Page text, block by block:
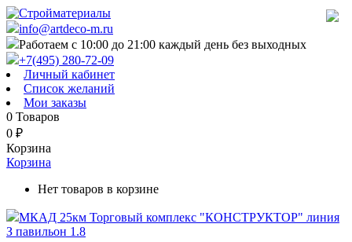
info@artdeco-m.ru
Работаем с 10:00 до 21:00 каждый день без выходных
+7(495) 280-72-09
Личный кабинет
Список желаний
Мои заказы
0 Товаров
0 ₽
Корзина
Корзина
Нет товаров в корзине
МКАД 25км Торговый комплекс "КОНСТРУКТОР" линия
З павильон 1.8